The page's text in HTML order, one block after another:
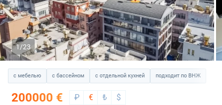
1/23
с мебелью с бассейном с отдельной кухней подходит по ВНЖ
200000 € ₽ € ₺ $